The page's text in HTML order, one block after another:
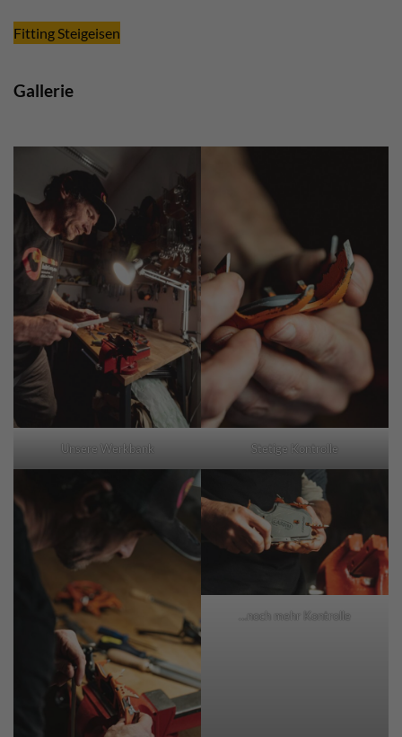
Fitting Steigeisen
Gallerie
Unsere Werkbank Stetige Kontrolle
…noch mehr Kontrolle